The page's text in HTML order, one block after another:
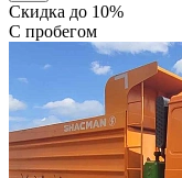
Скидка до 10%
С пробегом